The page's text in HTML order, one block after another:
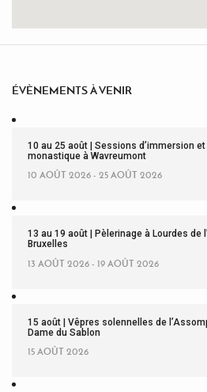
ÉVÈNEMENTS À VENIR
10 au 25 août | Sessions d’immersion
monastique à Wavreumont
10 AOÛT 2026 - 25 AOÛT 2026
13 au 19 août | Pèlerinage à Lourdes de
Bruxelles
13 AOÛT 2026 - 19 AOÛT 2026
15 août | Vêpres solennelles de
Dame du Sablon
15 AOÛT 2026